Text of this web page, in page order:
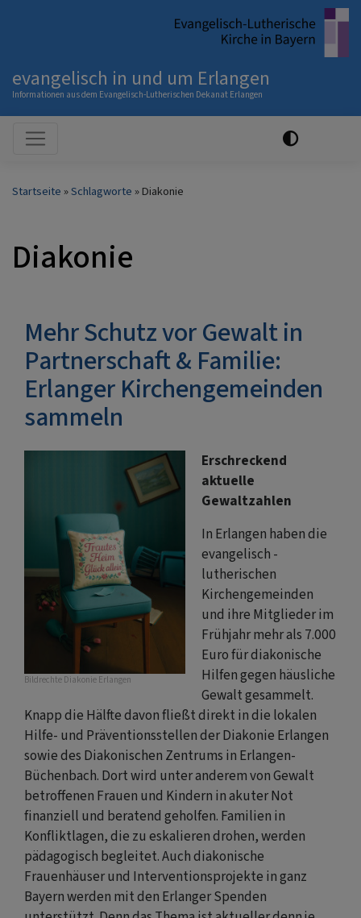
evangelisch in und um Erlangen
Informationen aus dem Evangelisch-Lutherischen Dekanat Erlangen
Hauptnavigation
Startseite Schlagworte Diakonie
Diakonie
Mehr Schutz vor Gewalt in
Partnerschaft & Familie:
Erlanger Kirchengemeinden
sammeln
Bildrechte Diakonie Erlangen
Erschreckend
aktuelle
Gewaltzahlen
In Erlangen haben die
evangelisch -
lutherischen
Kirchengemeinden
und ihre Mitglieder im
Frühjahr mehr als 7.000
Euro für diakonische
Hilfen gegen häusliche
Gewalt gesammelt.
Knapp die Hälfte davon fließt direkt in die lokalen
Hilfe- und Präventionsstellen der Diakonie Erlangen
sowie des Diakonischen Zentrums in Erlangen-
Büchenbach. Dort wird unter anderem von Gewalt
betroffenen Frauen und Kindern in akuter Not
finanziell und beratend geholfen. Familien in
Konfliktlagen, die zu eskalieren drohen, werden
pädagogisch begleitet. Auch diakonische
Frauenhäuser und Interventionsprojekte in ganz
Bayern werden mit den Erlanger Spenden